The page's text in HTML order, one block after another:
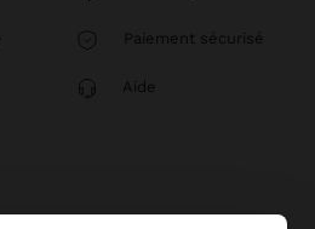
Paiement sécurisé
Aide